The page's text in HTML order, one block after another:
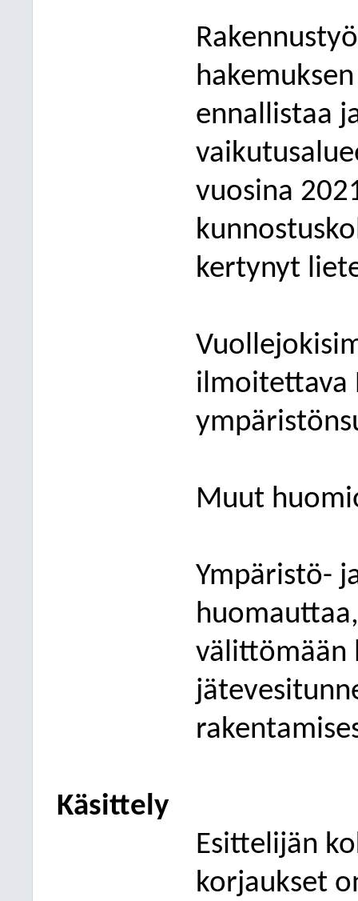
ennallistaa
vuosina
kertynyt
ilmoitettava
Muut
Ympäristö-
välittömään
Käsittely
Esittelijän
korjaukset